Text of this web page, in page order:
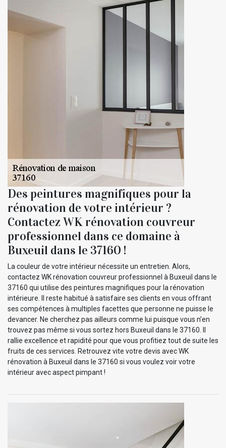
Des peintures magnifiques pour la
rénovation de votre intérieur ?
Contactez WK rénovation couvreur
professionnel dans ce domaine à
Buxeuil dans le 37160 !
La couleur de votre intérieur nécessite un entretien. Alors,
contactez WK rénovation couvreur professionnel à Buxeuil dans le
37160 qui utilise des peintures magnifiques pour la rénovation
intérieure. Il reste habitué à satisfaire ses clients en vous offrant
ses compétences à multiples facettes que personne ne puisse le
devancer. Ne cherchez pas ailleurs comme lui puisque vous n’en
trouvez pas même si vous sortez hors Buxeuil dans le 37160. Il
rallie excellence et rapidité pour que vous profitiez tout de suite les
fruits de ces services. Retrouvez vite votre devis avec WK
rénovation à Buxeuil dans le 37160 si vous voulez voir votre
intérieur avec aspect pimpant !